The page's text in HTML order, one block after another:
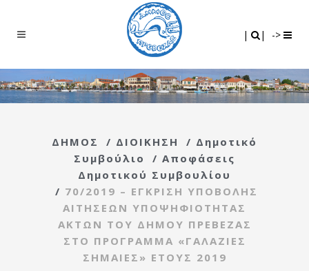
| | ->
ΔΗΜΟΣ / ΔΙΟΙΚΗΣΗ / Δημοτικό
Συμβούλιο
/ Αποφάσεις
Δημοτικού Συμβουλίου
/ 70/2019 – ΕΓΚΡΙΣΗ ΥΠΟΒΟΛΗΣ
ΑΙΤΗΣΕΩΝ ΥΠΟΨΗΦΙΟΤΗΤΑΣ
ΑΚΤΩΝ ΤΟΥ ΔΗΜΟΥ ΠΡΕΒΕΖΑΣ
ΣΤΟ ΠΡΟΓΡΑΜΜΑ «ΓΑΛΑΖΙΕΣ
ΣΗΜΑΙΕΣ» ΕΤΟΥΣ 2019